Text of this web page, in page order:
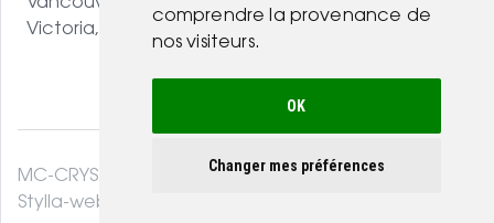
comprendre la provenance de
nos visiteurs.
OK
Changer mes préférences
Victoria, BC
MC-CRYSTAL© 2026. Tous droits réservés .
Stylla-web.com